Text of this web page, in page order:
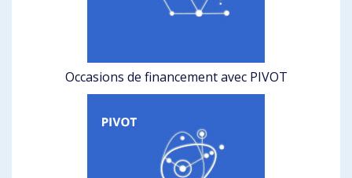
Occasions de financement avec PIVOT